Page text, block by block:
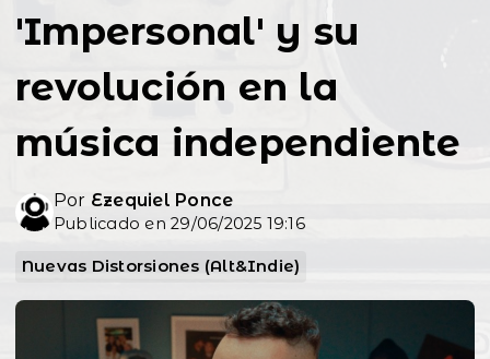
'Impersonal' y su
revolución en la
música independiente
Por Ezequiel Ponce
Publicado en 29/06/2025 19:16
Nuevas Distorsiones (Alt&Indie)